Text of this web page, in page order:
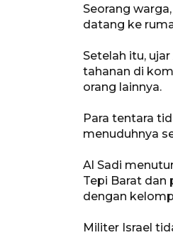
Seorang
datang ke
Setelah itu,
tahanan di
orang lainnya.
Para tentara
menuduhnya
Al Sadi
Tepi Barat dan
dengan
Militer Israel